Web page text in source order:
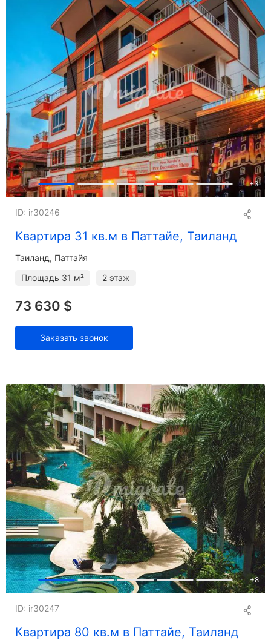
+3
Квартира 31 кв.м в Паттайе, Таиланд
ID: ir30246
Таиланд, Паттайя
Площадь 31 м² 2 этаж
73 630 $
Заказать звонок
+8
Квартира 80 кв.м в Паттайе, Таиланд
ID: ir30247